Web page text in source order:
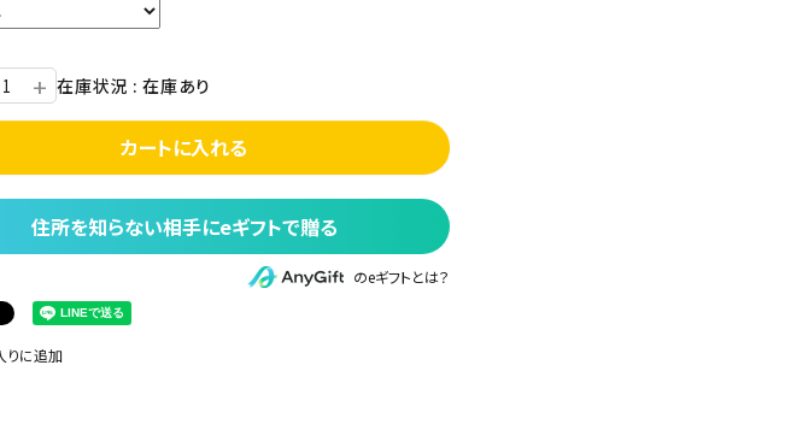
+ 在庫状況 : 在庫あり
カートに入れる
住所を知らない相手にeギフトで贈る
のeギフトとは？
りに追加